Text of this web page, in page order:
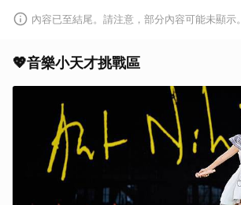
內容已至結尾。請注意，部分內容可能未顯示。
💖音樂小天才挑戰區